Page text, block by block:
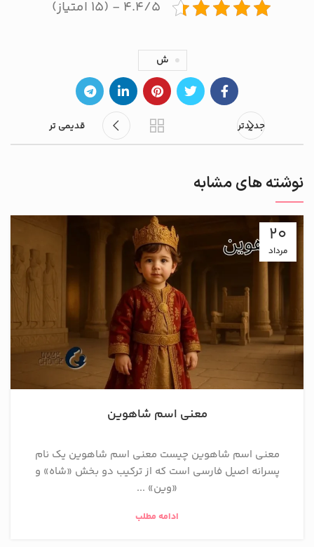
۴.۴/۵ - (۱۵ امتیاز)
ش
جدیدتر قدیمی تر
نوشته های مشابه
20
مرداد
معنی اسم شاهوین
معنی اسم شاهوین چیست معنی اسم شاهوین یک نام
پسرانه اصیل فارسی است که از ترکیب دو بخش «شاه» و
«وین» ...
ادامه مطلب